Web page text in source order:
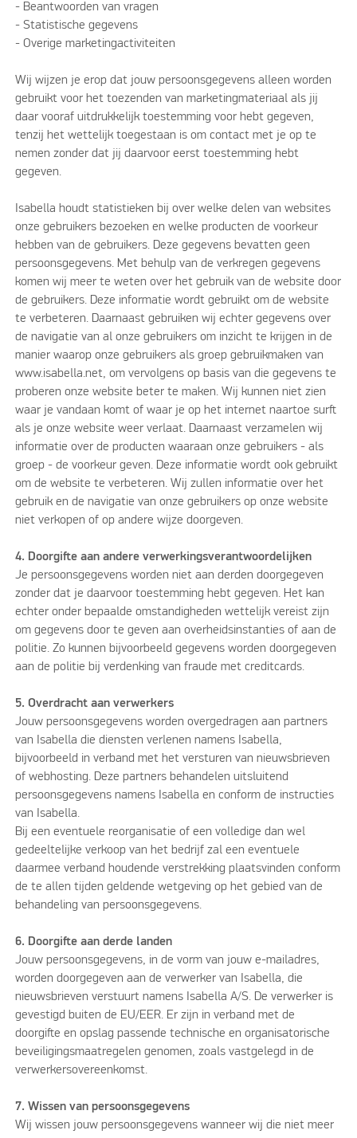
- Beantwoorden van vragen
- Statistische gegevens
- Overige marketingactiviteiten
Wij wijzen je erop dat jouw persoonsgegevens alleen worden
gebruikt voor het toezenden van marketingmateriaal als jij
daar vooraf uitdrukkelijk toestemming voor hebt gegeven,
tenzij het wettelijk toegestaan is om contact met je op te
nemen zonder dat jij daarvoor eerst toestemming hebt
gegeven.
Isabella houdt statistieken bij over welke delen van websites
onze gebruikers bezoeken en welke producten de voorkeur
hebben van de gebruikers. Deze gegevens bevatten geen
persoonsgegevens. Met behulp van de verkregen gegevens
komen wij meer te weten over het gebruik van de website door
de gebruikers. Deze informatie wordt gebruikt om de website
te verbeteren. Daarnaast gebruiken wij echter gegevens over
de navigatie van al onze gebruikers om inzicht te krijgen in de
manier waarop onze gebruikers als groep gebruikmaken van
www.isabella.net, om vervolgens op basis van die gegevens te
proberen onze website beter te maken. Wij kunnen niet zien
waar je vandaan komt of waar je op het internet naartoe surft
als je onze website weer verlaat. Daarnaast verzamelen wij
informatie over de producten waaraan onze gebruikers - als
groep - de voorkeur geven. Deze informatie wordt ook gebruikt
om de website te verbeteren. Wij zullen informatie over het
gebruik en de navigatie van onze gebruikers op onze website
niet verkopen of op andere wijze doorgeven.
4. Doorgifte aan andere verwerkingsverantwoordelijken
Je persoonsgegevens worden niet aan derden doorgegeven
zonder dat je daarvoor toestemming hebt gegeven. Het kan
echter onder bepaalde omstandigheden wettelijk vereist zijn
om gegevens door te geven aan overheidsinstanties of aan de
politie. Zo kunnen bijvoorbeeld gegevens worden doorgegeven
aan de politie bij verdenking van fraude met creditcards.
5. Overdracht aan verwerkers
Jouw persoonsgegevens worden overgedragen aan partners
van Isabella die diensten verlenen namens Isabella,
bijvoorbeeld in verband met het versturen van nieuwsbrieven
of webhosting. Deze partners behandelen uitsluitend
persoonsgegevens namens Isabella en conform de instructies
van Isabella.
Bij een eventuele reorganisatie of een volledige dan wel
gedeeltelijke verkoop van het bedrijf zal een eventuele
daarmee verband houdende verstrekking plaatsvinden conform
de te allen tijden geldende wetgeving op het gebied van de
behandeling van persoonsgegevens.
6. Doorgifte aan derde landen
Jouw persoonsgegevens, in de vorm van jouw e-mailadres,
worden doorgegeven aan de verwerker van Isabella, die
nieuwsbrieven verstuurt namens Isabella A/S. De verwerker is
gevestigd buiten de EU/EER. Er zijn in verband met de
doorgifte en opslag passende technische en organisatorische
beveiligingsmaatregelen genomen, zoals vastgelegd in de
verwerkersovereenkomst.
7. Wissen van persoonsgegevens
Wij wissen jouw persoonsgegevens wanneer wij die niet meer